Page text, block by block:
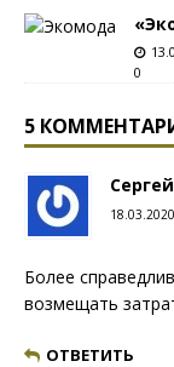
0
5
Сергей
Более
возмещать
ОТВЕТИТЬ